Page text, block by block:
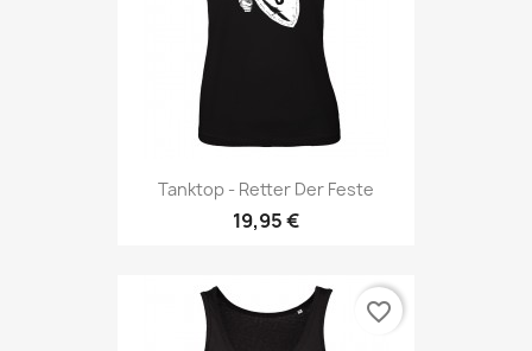
Tanktop - Retter Der Feste
19,95 €
favorite_border